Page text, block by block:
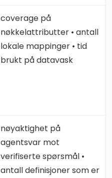
coverage på
nøkkelattributter • antall
lokale mappinger • tid
brukt på datavask
nøyaktighet på
agentsvar mot
verifiserte spørsmål •
antall definisjoner som er